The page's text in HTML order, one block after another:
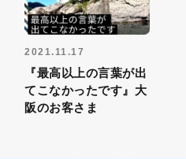
2021.11.17
『最高以上の言葉が出
てこなかったです』大
阪のお客さま